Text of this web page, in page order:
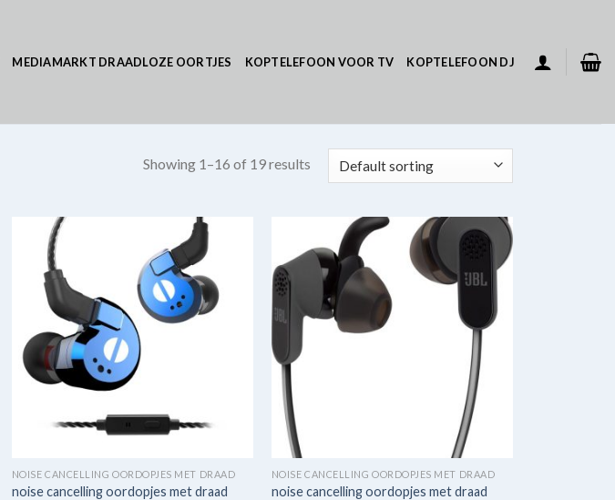
MEDIAMARKT DRAADLOZE OORTJES KOPTELEFOON VOOR TV KOPTELEFOON DJ
Showing 1–16 of 19 results
NOISE CANCELLING OORDOPJES MET DRAAD
noise cancelling oordopjes met draad
NOISE CANCELLING OORDOPJES MET DRAAD
noise cancelling oordopjes met draad